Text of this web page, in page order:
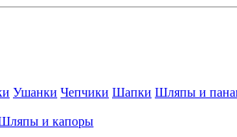
Ушанки Чепчики Шапки Шляпы и
и капоры